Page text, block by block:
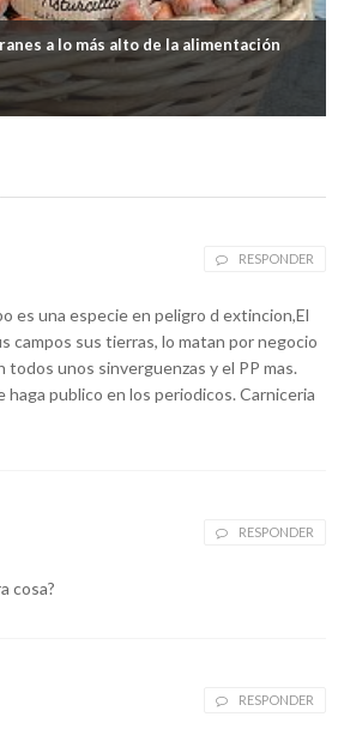
a lo más alto de la alimentación
RESPONDER
es una especie en peligro d extincion,El
campos sus tierras, lo matan por negocio
todos unos sinverguenzas y el PP mas.
publico en los periodicos. Carniceria
RESPONDER
cosa?
RESPONDER